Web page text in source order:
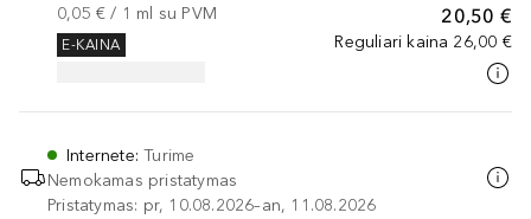
20,50 €
Reguliari kaina 26,00 €
0,05 € / 1 ml su PVM
E-KAINA
Internete:Turime
Nemokamas pristatymas
Pristatymas: pr, 10.08.2026–an, 11.08.2026